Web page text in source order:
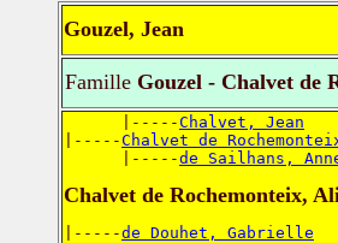
Gouzel, Jean
FamilleGouzel - Chalvet de
      |-----
Chalvet, Jean
|-----Chalvet de
      |-----
de Sailhans,
Chalvet de Rochemonteix,
|-----de Douhet, Gabrielle